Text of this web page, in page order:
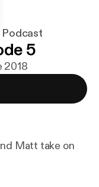
Podcast
5
2018
Matt take on